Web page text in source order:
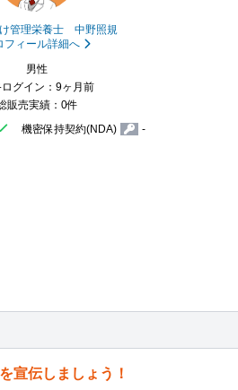
管理栄養士 中野照規
フィール詳細へ
男性
グイン：9ヶ月前
販売実績：0件
機密保持契約(NDA) -
宣伝しましょう！